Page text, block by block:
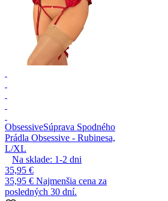
ObsessiveSúprava Spodného
Prádla Obsessive - Rubinesa,
L/XL
Na sklade: 1-2 dni
35,95 €
35,95 € Najmenšia cena za
posledných 30 dní.